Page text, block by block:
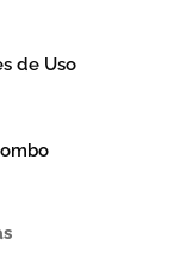
de Uso